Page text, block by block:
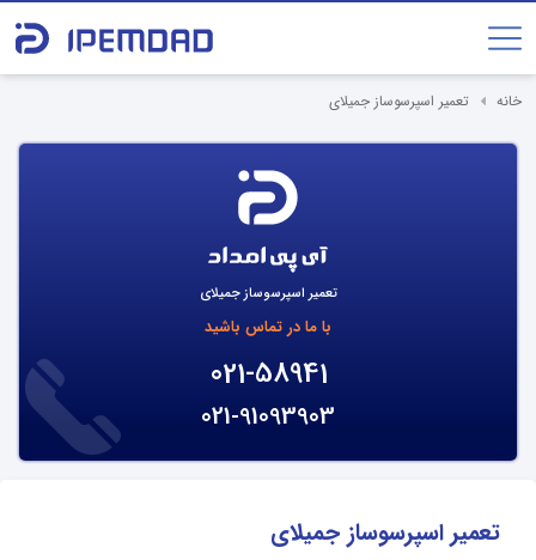
خانه تعمیر اسپرسوساز جمیلای
تعمیر اسپرسوساز جمیلای
با ما در تماس باشید
021-58941
021-91093903
تعمیر اسپرسوساز جمیلای